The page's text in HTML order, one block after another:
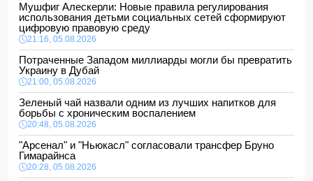
Мушфиг Алескерли: Новые правила регулирования
использования детьми социальных сетей сформируют
цифровую правовую среду
21:16, 05.08.2026
Потраченные Западом миллиарды могли бы превратить
Украину в Дубай
21:00, 05.08.2026
Зеленый чай назвали одним из лучших напитков для
борьбы с хроническим воспалением
20:48, 05.08.2026
"Арсенал" и "Ньюкасл" согласовали трансфер Бруно
Гимарайнса
20:28, 05.08.2026